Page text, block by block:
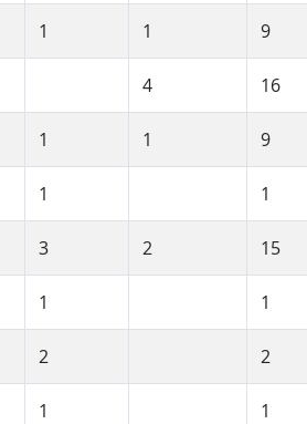
1 1 9
4 16
1 1 9
1 1
3 2 15
1 1
2 2
1 1